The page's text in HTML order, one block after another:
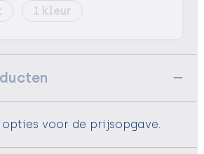
1
voor de prijsopgave.